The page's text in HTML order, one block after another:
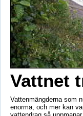
Vattnet
Vattenmängderna som
enorma, och mer kan